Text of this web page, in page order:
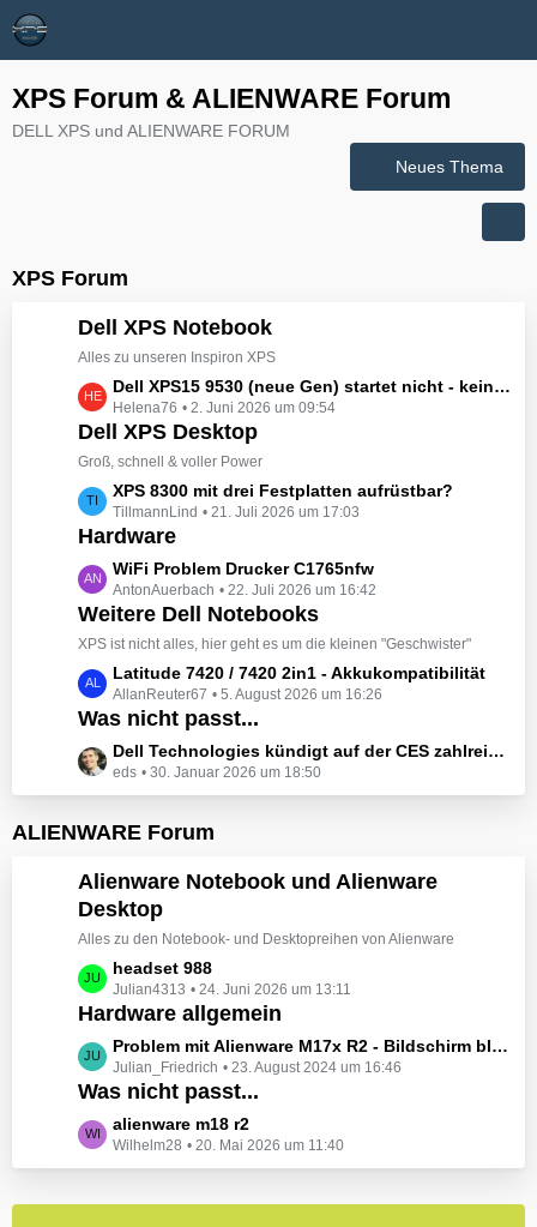
XPS Forum & ALIENWARE Forum
DELL XPS und ALIENWARE FORUM
Neues Thema
XPS Forum
Dell XPS Notebook
Alles zu unseren Inspiron XPS
L
e
t
z
e
B
i
r
ä
g
e
Dell XPS15 9530 (neue Gen) startet nicht - kein booten, kein Licht - nichts tut sich - hat jemand eine Idee wie man ihn zum Leben erwecken könnte?
Helena76 2. Juni 2026 um 09:54
Dell XPS Desktop
Groß, schnell & voller Power
L
e
t
z
t
e
B
i
r
ä
g
XPS 8300 mit drei Festplatten aufrüstbar?
TillmannLind 21. Juli 2026 um 17:03
Hardware
L
e
t
z
e
B
i
ä
e
WiFi Problem Drucker C1765nfw
AntonAuerbach 22. Juli 2026 um 16:42
Weitere Dell Notebooks
XPS ist nicht alles, hier geht es um die kleinen "Geschwister"
L
e
t
z
t
e
e
t
r
ä
g
e
Latitude 7420 / 7420 2in1 - Akkukompatibilität
AllanReuter67 5. August 2026 um 16:26
Was nicht passt...
L
e
t
z
e
B
e
i
t
r
ä
g
e
Dell Technologies kündigt auf der CES zahlreiche Alienware-Neuheiten an
eds 30. Januar 2026 um 18:50
ALIENWARE Forum
Alienware Notebook und Alienware
Desktop
Alles zu den Notebook- und Desktopreihen von Alienware
L
e
t
z
t
e
e
r
headset 988
Julian4313 24. Juni 2026 um 13:11
Hardware allgemein
L
e
t
z
t
e
Problem mit Alienware M17x R2 - Bildschirm bleibt schwarz beim Start
Julian_Friedrich 23. August 2024 um 16:46
Was nicht passt...
L
e
t
alienware m18 r2
Wilhelm28 20. Mai 2026 um 11:40